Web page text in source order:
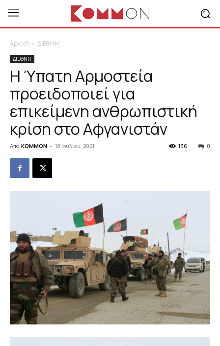
Αρχική ΔΙΕΘΝΗ
ΔΙΕΘΝΗ
Η Ύπατη Αρμοστεία
προειδοποιεί για
επικείμενη ανθρωπιστική
κρίση στο Αφγανιστάν
Από KOMMON - 18 Ιουλίου, 2021 0
136